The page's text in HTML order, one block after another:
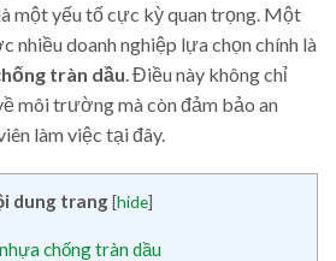
một yếu tố cực kỳ quan trọng. Một
nhiều doanh nghiệp lựa chọn chính là
tràn dầu . Điều này không chỉ
môi trường mà còn đảm bảo an
làm việc tại đây.
dung trang [hide]
chống tràn dầu